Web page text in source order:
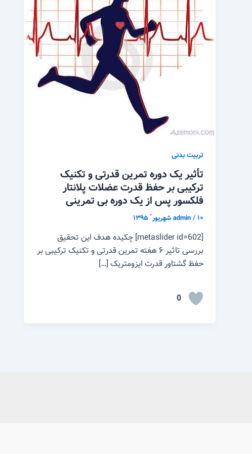
تربیت بدنی
تأثیر یک دوره تمرین قدرتی و تکنیک
ترکیبی بر حفظ قدرت عضلات پلانتار
فلکسور پس از یک دوره بی تمرینی
admin/۱۰ شهریور ّ ۱۳۹۵
[metaslider id=602] چکیده هدف این تحقیق
بررسی تاثیر ۶ هفته تمرین قدرتی و تکنیک ترکیبی بر
حفظ گشتاور قدرت ایزومتریک […]
0